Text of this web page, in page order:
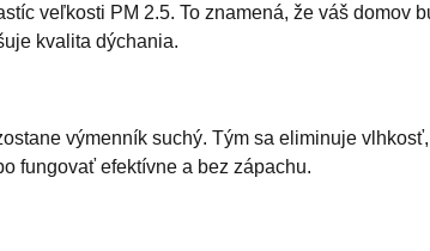
veľkosti PM 2.5. To znamená, že váš domov
kvalita dýchania.
výmenník suchý. Tým sa eliminuje
fungovať efektívne a bez zápachu.